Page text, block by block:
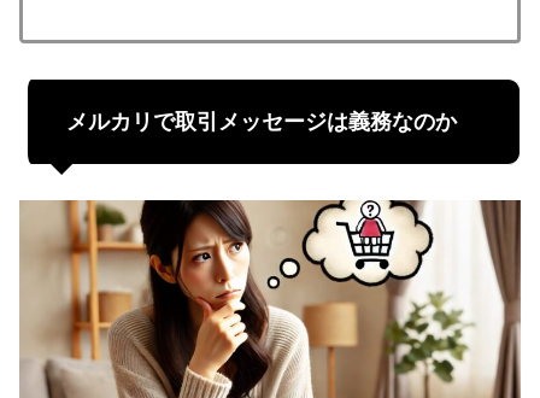
メルカリで取引メッセージは義務なのか